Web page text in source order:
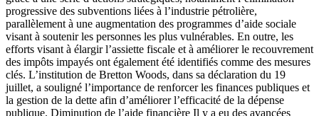
progressive des subventions liées à l’industrie pétrolière,
parallèlement à une augmentation des programmes d’aide sociale
visant à soutenir les personnes les plus vulnérables. En outre, les
efforts visant à élargir l’assiette fiscale et à améliorer le recouvrement
des impôts impayés ont également été identifiés comme des mesures
clés. L’institution de Bretton Woods, dans sa déclaration du 19
juillet, a souligné l’importance de renforcer les finances publiques et
la gestion de la dette afin d’améliorer l’efficacité de la dépense
publique. Diminution de l’aide financière Il y a eu des avancées